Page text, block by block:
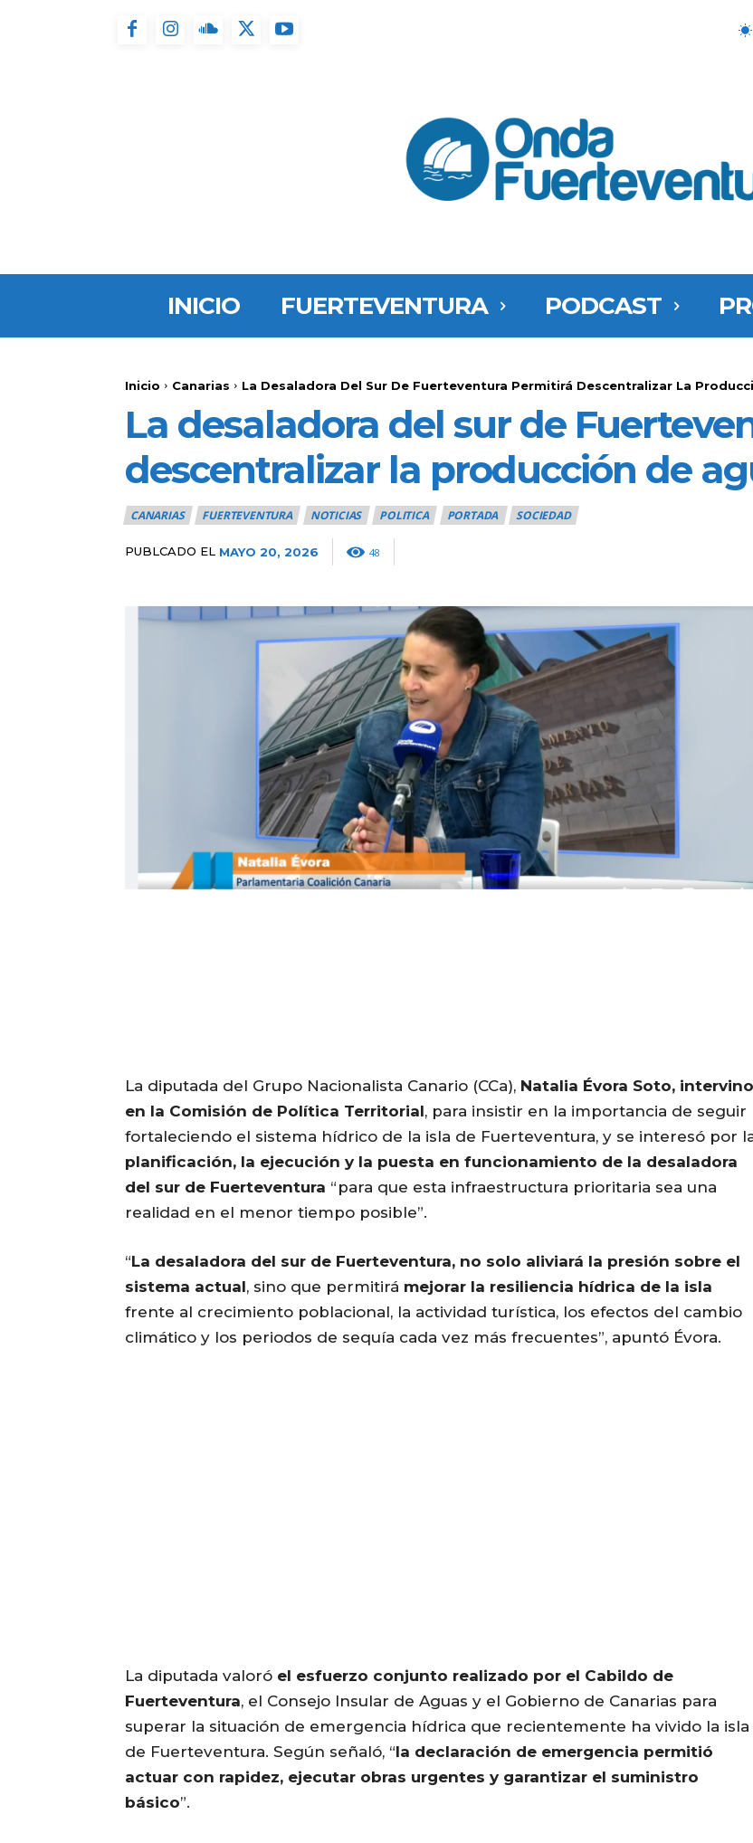
INICIO FUERTEVENTURA PODCAST
Inicio Canarias La Desaladora Del Sur De Fuerteventura Permitirá Descentralizar La
La desaladora del sur de
descentralizar la producción de
CANARIAS FUERTEVENTURA NOTICIAS POLITICA PORTADA SOCIEDAD
PUBLCADO EL MAYO 20, 2026 48
La diputada del Grupo Nacionalista Canario (CCa), Natalia Évora Soto, intervino
en la Comisión de Política Territorial, para insistir en la importancia de seguir
fortaleciendo el sistema hídrico de la isla de Fuerteventura, y se interesó por
planificación, la ejecución y la puesta en funcionamiento de la desaladora
del sur de Fuerteventura “para que esta infraestructura prioritaria sea una
realidad en el menor tiempo posible”.
“La desaladora del sur de Fuerteventura, no solo aliviará la presión sobre el
sistema actual, sino que permitirá mejorar la resiliencia hídrica de la isla
frente al crecimiento poblacional, la actividad turística, los efectos del cambio
climático y los periodos de sequía cada vez más frecuentes”, apuntó Évora.
La diputada valoró el esfuerzo conjunto realizado por el Cabildo de
Fuerteventura, el Consejo Insular de Aguas y el Gobierno de Canarias para
superar la situación de emergencia hídrica que recientemente ha vivido la isla
de Fuerteventura. Según señaló, “la declaración de emergencia permitió
actuar con rapidez, ejecutar obras urgentes y garantizar el suministro
básico”.